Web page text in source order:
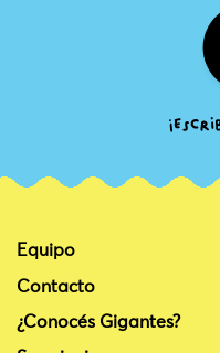
Equipo
Contacto
¿Conocés Gigantes?